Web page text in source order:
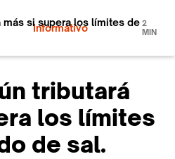
Informativo
más si supera los límites de 2
MIN
tributará
los límites
de sal.